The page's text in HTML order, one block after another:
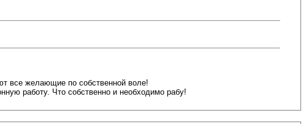
все желающие по собственной воле!
работу. Что собственно и необходимо рабу!